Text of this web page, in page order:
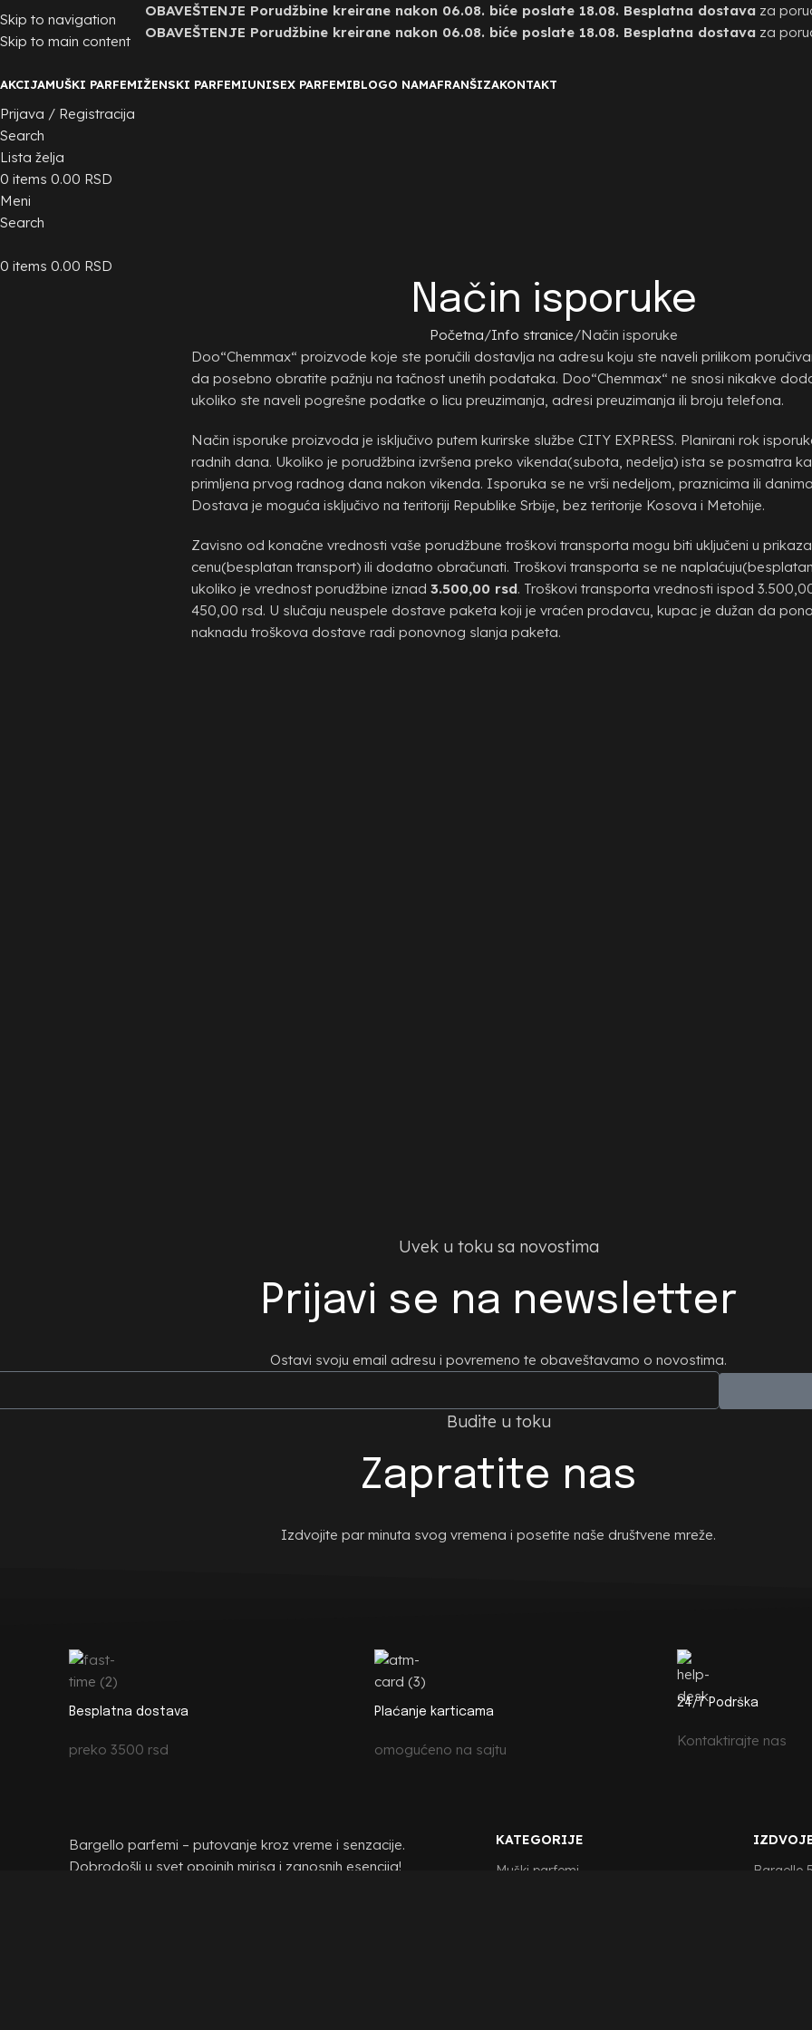
Skip to navigation
Skip to main content
OBAVEŠTENJE Porudžbine kreirane nakon 06.08. biće poslate 18.08. Besplatna dostava za
OBAVEŠTENJE Porudžbine kreirane nakon 06.08. biće poslate 18.08. Besplatna dostava za
AKCIJAMUŠKI PARFEMIŽENSKI PARFEMIUNISEX PARFEMIBLOGO NAMAFRANŠIZAKONTAKT
Prijava / Registracija
Search
Lista želja
0 items 0.00 RSD
Meni
Search
0 items 0.00 RSD
Način isporuke
Početna Info stranice Način isporuke
Doo“Chemmax“ proizvode koje ste poručili dostavlja na adresu koju ste naveli prilikom
da posebno obratite pažnju na tačnost unetih podataka. Doo“Chemmax“ ne snosi nikakve
ukoliko ste naveli pogrešne podatke o licu preuzimanja, adresi preuzimanja ili broju telefona.
Način isporuke proizvoda je isključivo putem kurirske službe CITY EXPRESS. Planirani rok
radnih dana. Ukoliko je porudžbina izvršena preko vikenda(subota, nedelja) ista se posmatra
primljena prvog radnog dana nakon vikenda. Isporuka se ne vrši nedeljom, praznicima ili
Dostava je moguća isključivo na teritoriji Republike Srbije, bez teritorije Kosova i Metohije.
Zavisno od konačne vrednosti vaše porudžbune troškovi transporta mogu biti uključeni u
cenu(besplatan transport) ili dodatno obračunati. Troškovi transporta se ne
ukoliko je vrednost porudžbine iznad 3.500,00 rsd. Troškovi transporta vrednosti ispod
450,00 rsd. U slučaju neuspele dostave paketa koji je vraćen prodavcu, kupac je dužan da
naknadu troškova dostave radi ponovnog slanja paketa.
Uvek u toku sa novostima
Prijavi se na newsletter
Ostavi svoju email adresu i povremeno te obaveštavamo o novostima.
Budite u toku
Zapratite nas
Izdvojite par minuta svog vremena i posetite naše društvene mreže.
Besplatna dostava
preko 3500 rsd
Plaćanje karticama
omogućeno na sajtu
24/7 Podrška
Kontaktirajte nas
Bargello parfemi – putovanje kroz vreme i senzacije.
Dobrodošli u svet opojnih mirisa i zanosnih esencija!
KATEGORIJE
Muški parfemi
Bargello